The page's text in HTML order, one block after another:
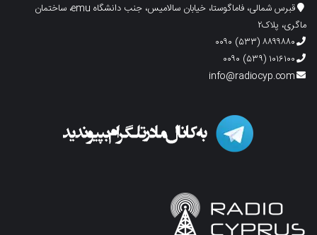
قبرس شمالی، فاماگوستا، خیابان سالامیس، جنب دانشگاه emu، ساختمان
ماگری، پلاک۲
۸۸۹۹۸۸۰ (۵۳۳) ۰۰۹۰
۱۰۱۶۱۰۰ (۵۳۹) ۰۰۹۰
info@radiocyp.com